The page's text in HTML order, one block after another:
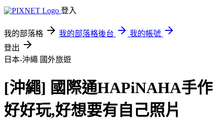
登入
我的部落格 我的部落格後台
我的帳號
登出
日本-沖繩 國外旅遊
[沖繩] 國際通HAPiNAHA手作
好好玩,好想要有自己照片